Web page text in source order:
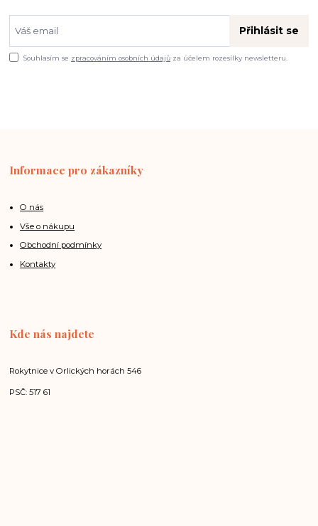
Přihlásit se
Souhlasím se zpracováním osobních údajů za účelem rozesílky newsletteru.
Informace pro zákazníky
O nás
Vše o nákupu
Obchodní podmínky
Kontakty
Kde nás najdete
Rokytnice v Orlických horách 546
PSČ: 517 61